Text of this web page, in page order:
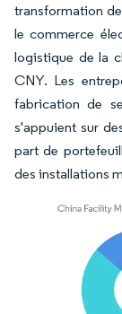
transformation
le commerce
logistique de la
CNY. Les
fabrication de
s'appuient sur
part de
des installations